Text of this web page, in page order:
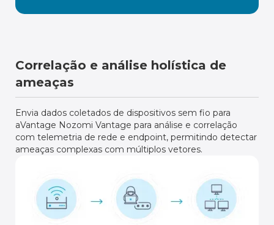
Correlação e análise holística de
ameaças
Envia dados coletados de dispositivos sem fio para
aVantage Nozomi Vantage para análise e correlação
com telemetria de rede e endpoint, permitindo detectar
ameaças complexas com múltiplos vetores.